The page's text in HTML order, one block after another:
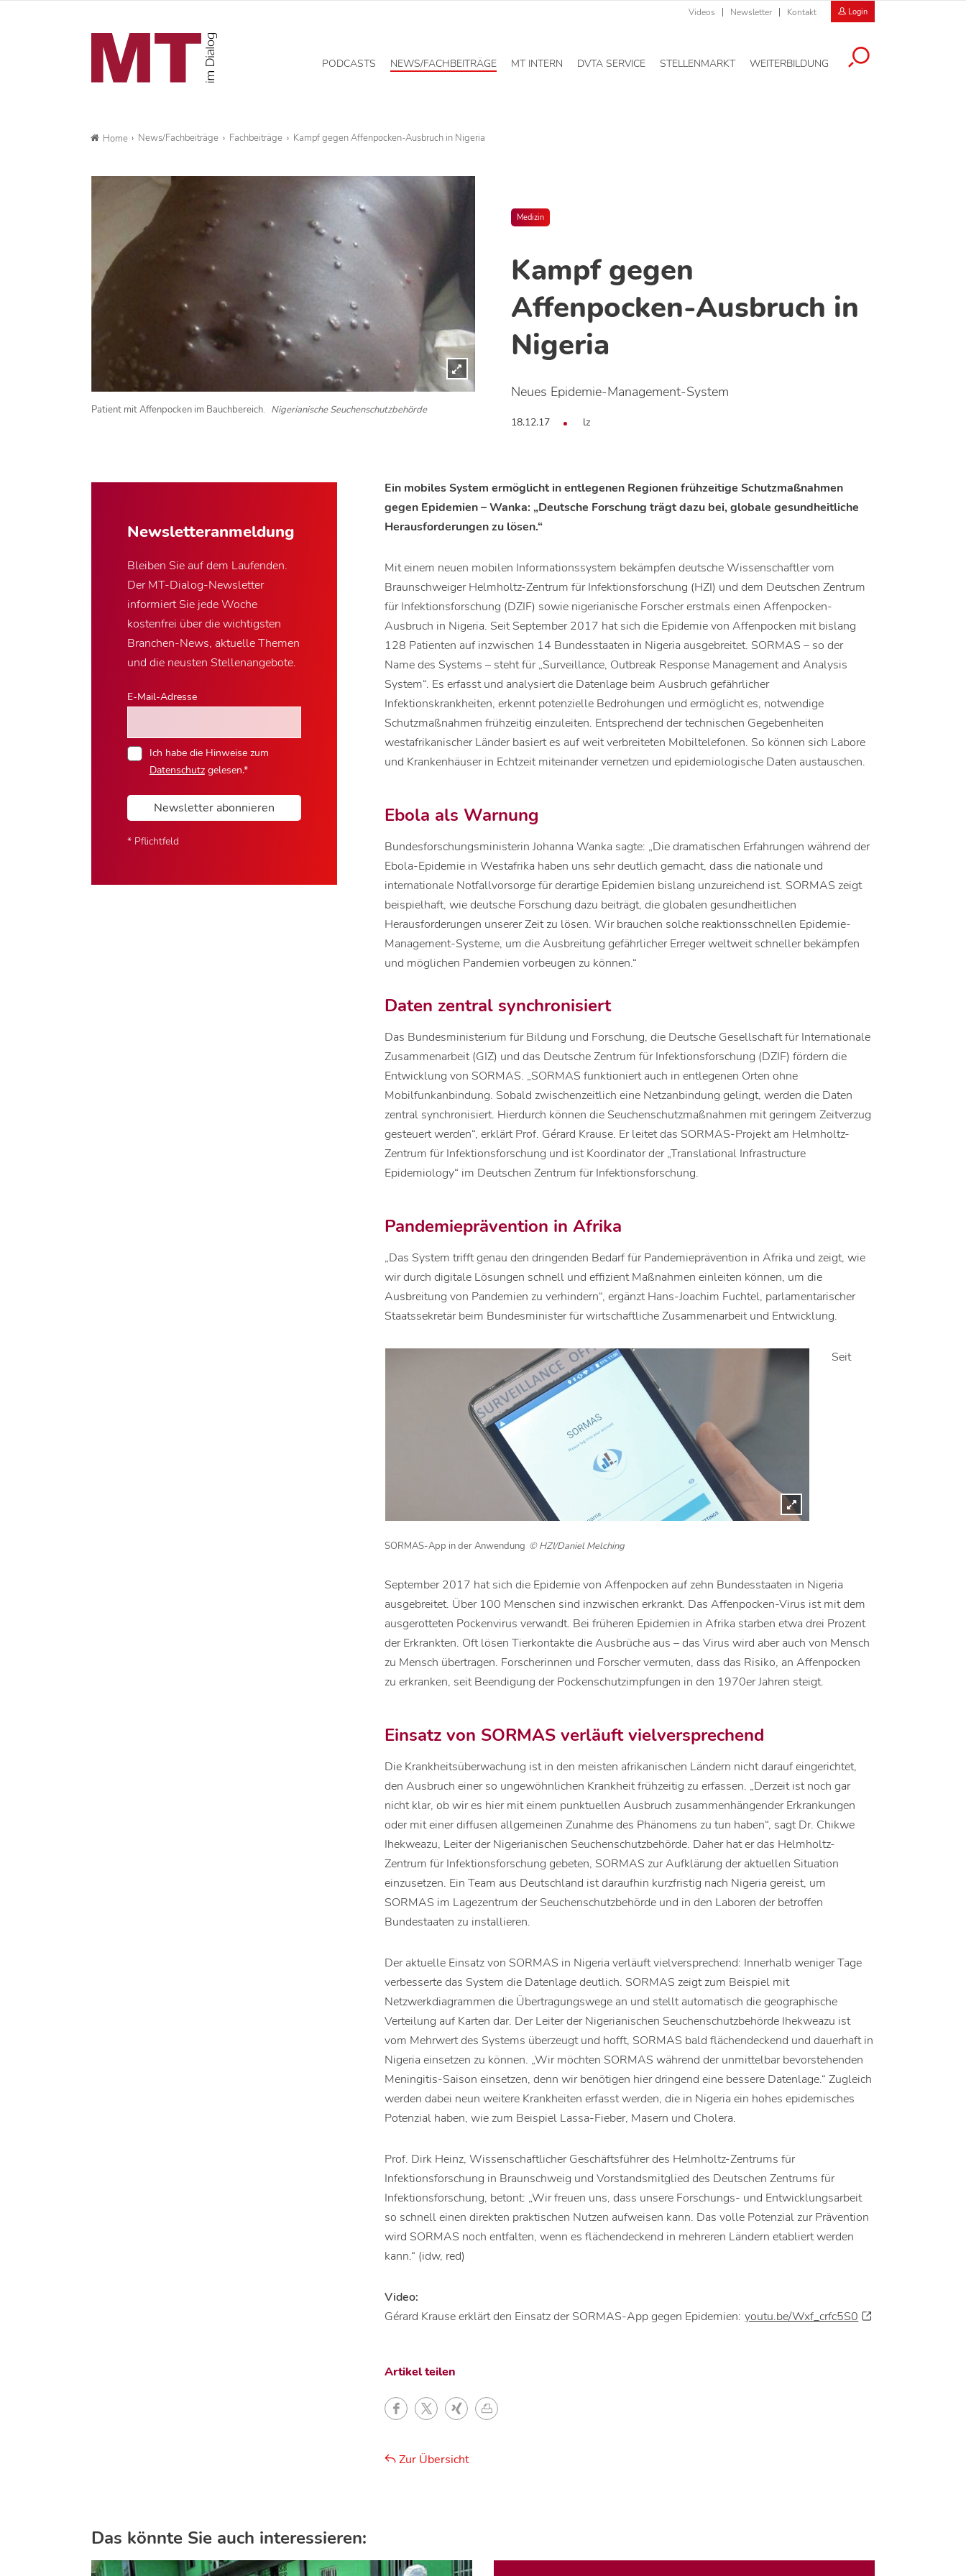
Videos Newsletter Kontakt Login
PODCASTS NEWS/FACHBEITRÄGE MT INTERN DVTA SERVICE STELLENMARKT WEITERBILDUNG
Home News/Fachbeiträge Fachbeiträge Kampf gegen Affenpocken-Ausbruch in Nigeria
Medizin
Kampf gegen
Affenpocken-Ausbruch in
Nigeria
Neues Epidemie-Management-System
18.12.17 lz
Patient mit Affenpocken im Bauchbereich. Nigerianische Seuchenschutzbehörde
Newsletter­anmeldung
Bleiben Sie auf dem Laufenden.
Der MT-Dialog-Newsletter
informiert Sie jede Woche
kostenfrei über die wichtigsten
Branchen-News, aktuelle Themen
und die neusten Stellenangebote.
E-Mail-Adresse
Ich habe die Hinweise zum
Datenschutzgelesen.*
Newsletter abonnieren
* Pflichtfeld
Ein mobiles System ermöglicht in entlegenen Regionen frühzeitige Schutzmaßnahmen
gegen Epidemien – Wanka: „Deutsche Forschung trägt dazu bei, globale gesundheitliche
Herausforderungen zu lösen.“
Mit einem neuen mobilen Informationssystem bekämpfen deutsche Wissenschaftler vom
Braunschweiger Helmholtz-Zentrum für Infektionsforschung (HZI) und dem Deutschen Zentrum
für Infektionsforschung (DZIF) sowie nigerianische Forscher erstmals einen Affenpocken-
Ausbruch in Nigeria. Seit September 2017 hat sich die Epidemie von Affenpocken mit bislang
128 Patienten auf inzwischen 14 Bundesstaaten in Nigeria ausgebreitet. SORMAS – so der
Name des Systems – steht für „Surveillance, Outbreak Response Management and Analysis
System“. Es erfasst und analysiert die Datenlage beim Ausbruch gefährlicher
Infektionskrankheiten, erkennt potenzielle Bedrohungen und ermöglicht es, notwendige
Schutzmaßnahmen frühzeitig einzuleiten. Entsprechend der technischen Gegebenheiten
westafrikanischer Länder basiert es auf weit verbreiteten Mobiltelefonen. So können sich Labore
und Krankenhäuser in Echtzeit miteinander vernetzen und epidemiologische Daten austauschen.
Ebola als Warnung
Bundesforschungsministerin Johanna Wanka sagte: „Die dramatischen Erfahrungen während der
Ebola-Epidemie in Westafrika haben uns sehr deutlich gemacht, dass die nationale und
internationale Notfallvorsorge für derartige Epidemien bislang unzureichend ist. SORMAS zeigt
beispielhaft, wie deutsche Forschung dazu beiträgt, die globalen gesundheitlichen
Herausforderungen unserer Zeit zu lösen. Wir brauchen solche reaktionsschnellen Epidemie-
Management-Systeme, um die Ausbreitung gefährlicher Erreger weltweit schneller bekämpfen
und möglichen Pandemien vorbeugen zu können.“
Daten zentral synchronisiert
Das Bundesministerium für Bildung und Forschung, die Deutsche Gesellschaft für Internationale
Zusammenarbeit (GIZ) und das Deutsche Zentrum für Infektionsforschung (DZIF) fördern die
Entwicklung von SORMAS. „SORMAS funktioniert auch in entlegenen Orten ohne
Mobilfunkanbindung. Sobald zwischenzeitlich eine Netzanbindung gelingt, werden die Daten
zentral synchronisiert. Hierdurch können die Seuchenschutzmaßnahmen mit geringem Zeitverzug
gesteuert werden“, erklärt Prof. Gérard Krause. Er leitet das SORMAS-Projekt am Helmholtz-
Zentrum für Infektionsforschung und ist Koordinator der „Translational Infrastructure
Epidemiology“ im Deutschen Zentrum für Infektionsforschung.
Pandemieprävention in Afrika
„Das System trifft genau den dringenden Bedarf für Pandemieprävention in Afrika und zeigt, wie
wir durch digitale Lösungen schnell und effizient Maßnahmen einleiten können, um die
Ausbreitung von Pandemien zu verhindern“, ergänzt Hans-Joachim Fuchtel, parlamentarischer
Staatssekretär beim Bundesminister für wirtschaftliche Zusammenarbeit und Entwicklung.
SORMAS-App in der Anwendung © HZI/Daniel Melching
Seit
September 2017 hat sich die Epidemie von Affenpocken auf zehn Bundesstaaten in Nigeria
ausgebreitet. Über 100 Menschen sind inzwischen erkrankt. Das Affenpocken-Virus ist mit dem
ausgerotteten Pockenvirus verwandt. Bei früheren Epidemien in Afrika starben etwa drei Prozent
der Erkrankten. Oft lösen Tierkontakte die Ausbrüche aus – das Virus wird aber auch von Mensch
zu Mensch übertragen. Forscherinnen und Forscher vermuten, dass das Risiko, an Affenpocken
zu erkranken, seit Beendigung der Pockenschutzimpfungen in den 1970er Jahren steigt.
Einsatz von SORMAS verläuft vielversprechend
Die Krankheitsüberwachung ist in den meisten afrikanischen Ländern nicht darauf eingerichtet,
den Ausbruch einer so ungewöhnlichen Krankheit frühzeitig zu erfassen. „Derzeit ist noch gar
nicht klar, ob wir es hier mit einem punktuellen Ausbruch zusammenhängender Erkrankungen
oder mit einer diffusen allgemeinen Zunahme des Phänomens zu tun haben“, sagt Dr. Chikwe
Ihekweazu, Leiter der Nigerianischen Seuchenschutzbehörde. Daher hat er das Helmholtz-
Zentrum für Infektionsforschung gebeten, SORMAS zur Aufklärung der aktuellen Situation
einzusetzen. Ein Team aus Deutschland ist daraufhin kurzfristig nach Nigeria gereist, um
SORMAS im Lagezentrum der Seuchenschutzbehörde und in den Laboren der betroffen
Bundestaaten zu installieren.
Der aktuelle Einsatz von SORMAS in Nigeria verläuft vielversprechend: Innerhalb weniger Tage
verbesserte das System die Datenlage deutlich. SORMAS zeigt zum Beispiel mit
Netzwerkdiagrammen die Übertragungswege an und stellt automatisch die geographische
Verteilung auf Karten dar. Der Leiter der Nigerianischen Seuchenschutzbehörde Ihekweazu ist
vom Mehrwert des Systems überzeugt und hofft, SORMAS bald flächendeckend und dauerhaft in
Nigeria einsetzen zu können. „Wir möchten SORMAS während der unmittelbar bevorstehenden
Meningitis-Saison einsetzen, denn wir benötigen hier dringend eine bessere Datenlage.“ Zugleich
werden dabei neun weitere Krankheiten erfasst werden, die in Nigeria ein hohes epidemisches
Potenzial haben, wie zum Beispiel Lassa-Fieber, Masern und Cholera.
Prof. Dirk Heinz, Wissenschaftlicher Geschäftsführer des Helmholtz-Zentrums für
Infektionsforschung in Braunschweig und Vorstandsmitglied des Deutschen Zentrums für
Infektionsforschung, betont: „Wir freuen uns, dass unsere Forschungs- und Entwicklungsarbeit
so schnell einen direkten praktischen Nutzen aufweisen kann. Das volle Potenzial zur Prävention
wird SORMAS noch entfalten, wenn es flächendeckend in mehreren Ländern etabliert werden
kann.“ (idw, red)
Video:
Gérard Krause erklärt den Einsatz der SORMAS-App gegen Epidemien: youtu.be/Wxf_crfc5S0
Artikel teilen
Zur Übersicht
Das könnte Sie auch interessieren: